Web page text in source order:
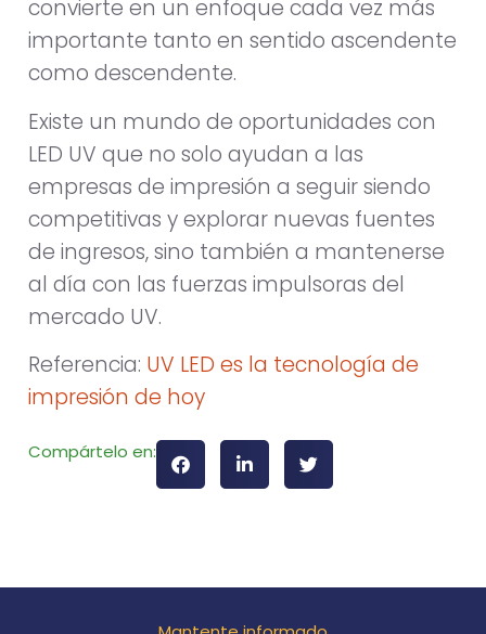
convierte en un enfoque cada vez más
importante tanto en sentido ascendente
como descendente.
Existe un mundo de oportunidades con
LED UV que no solo ayudan a las
empresas de impresión a seguir siendo
competitivas y explorar nuevas fuentes
de ingresos, sino también a mantenerse
al día con las fuerzas impulsoras del
mercado UV.
Referencia: UV LED es la tecnología de
impresión de hoy
Compártelo en: